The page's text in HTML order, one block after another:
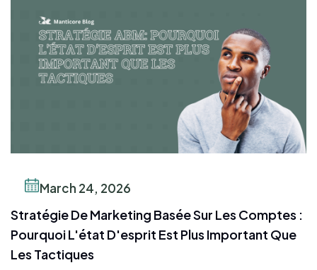
March 24, 2026
Stratégie De Marketing Basée Sur Les Comptes :
Pourquoi L'état D'esprit Est Plus Important Que
Les Tactiques